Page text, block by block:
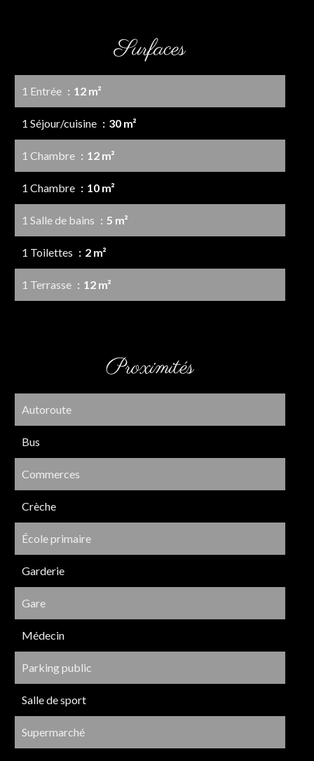
Surfaces
1 Entrée 12 m²
1 Séjour/cuisine 30 m²
1 Chambre 12 m²
1 Chambre 10 m²
1 Salle de bains 5 m²
1 Toilettes 2 m²
1 Terrasse 12 m²
Proximités
Autoroute
Bus
Commerces
Crèche
École primaire
Garderie
Gare
Médecin
Parking public
Salle de sport
Supermarché